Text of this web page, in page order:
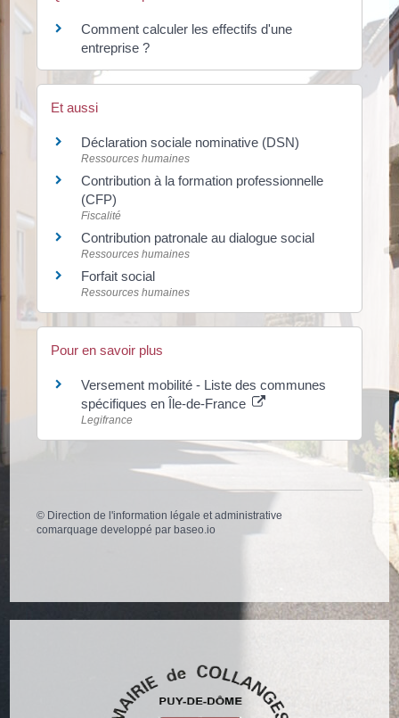
Comment calculer les effectifs d'une
entreprise ?
Et aussi
Déclaration sociale nominative (DSN)
Ressources humaines
Contribution à la formation professionnelle
(CFP)
Fiscalité
Contribution patronale au dialogue social
Ressources humaines
Forfait social
Ressources humaines
Pour en savoir plus
Versement mobilité - Liste des communes
spécifiques en Île-de-France
Legifrance
© Direction de l'information légale et administrative
comarquage developpé par baseo.io